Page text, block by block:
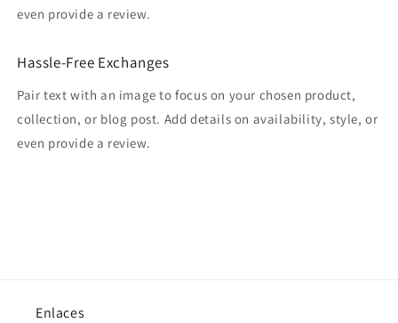
even provide a review.
Hassle-Free Exchanges
Pair text with an image to focus on your chosen product,
collection, or blog post. Add details on availability, style, or
even provide a review.
Enlaces